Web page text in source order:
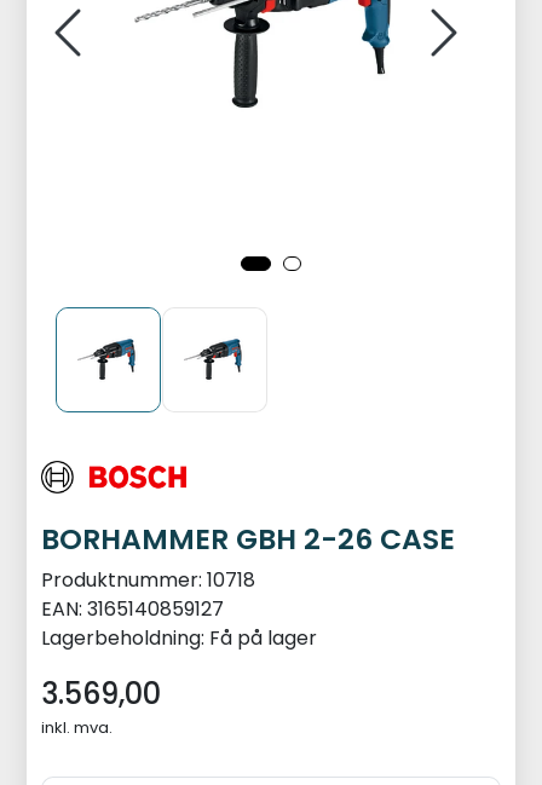
BORHAMMER GBH 2-26 CASE
Produktnummer: 10718
EAN: 3165140859127
Lagerbeholdning: Få på lager
3.569,00
inkl. mva.